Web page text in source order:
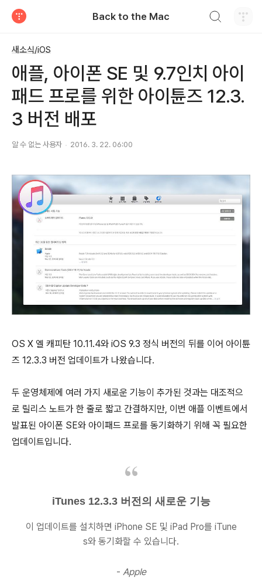
Back to the Mac
새소식/iOS
애플, 아이폰 SE 및 9.7인치 아이
패드 프로를 위한 아이튠즈 12.3.
3 버전 배포
알 수 없는 사용자 2016. 3. 22. 06:00
OS X 엘 캐피탄 10.11.4와 iOS 9.3 정식 버전의 뒤를 이어 아이튠
즈 12.3.3 버전 업데이트가 나왔습니다.
두 운영체제에 여러 가지 새로운 기능이 추가된 것과는 대조적으
로 릴리스 노트가 한 줄로 짧고 간결하지만, 이번 애플 이벤트에서
발표된 아이폰 SE와 아이패드 프로를 동기화하기 위해 꼭 필요한
업데이트입니다.
iTunes 12.3.3 버전의 새로운 기능
이 업데이트를 설치하면 iPhone SE 및 iPad Pro를 iTune
s와 동기화할 수 있습니다.
- Apple